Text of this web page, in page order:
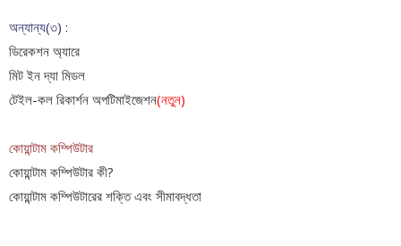
অন্যান্য(৩) :
ডিরেকশন অ্যারে
মিট ইন দ্যা মিডল
টেইল-কল রিকার্শন অপটিমাইজেশন(নতুন)
কোয়ান্টাম কম্পিউটার
কোয়ান্টাম কম্পিউটার কী?
কোয়ান্টাম কম্পিউটারের শক্তি এবং সীমাবদ্ধতা